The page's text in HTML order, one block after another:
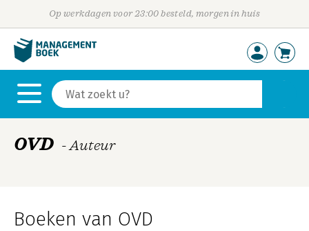
Op werkdagen voor 23:00 besteld, morgen in huis
OVD - Auteur
Boeken van OVD